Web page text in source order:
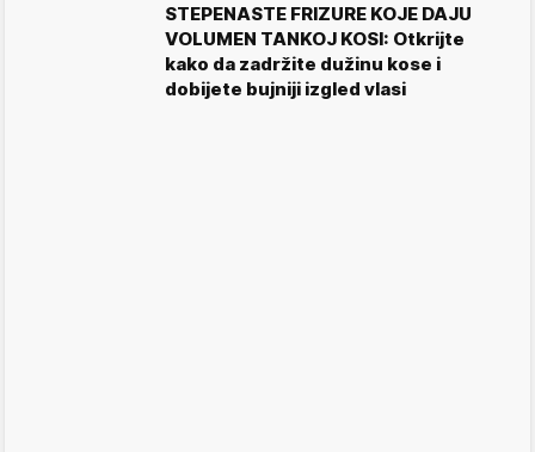
STEPENASTE FRIZURE KOJE DAJU
VOLUMEN TANKOJ KOSI: Otkrijte
kako da zadržite dužinu kose i
dobijete bujniji izgled vlasi